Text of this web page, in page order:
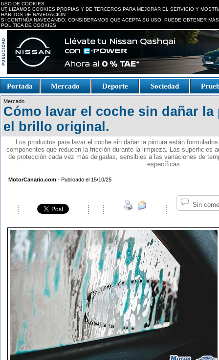
USO DE COOKIES
UTILIZAMOS COOKIES PROPIAS Y DE TERCEROS PARA MEJORAR EL SERVICIO Y
HÁBITOS DE NAVEGACIÓN.
SI CONTINÚA NAVEGANDO, CONSIDERAMOS QUE ACEPTA SU USO. PUEDE OBTENER
POLÍTICA DE COOKIES
Portada Mercado Deporte Sociedad
Fake Watches
replica-
watch.is
Mercado
Cómo lavar el coche sin dañar
el brillo original.
Los productos para lavar el coche sin dañar la pintura están
componentes que reducen la fricción durante la limpieza. Las superficies
de protección cada vez más delgadas, sensibles a las variaciones de
específicas.
MotorCanario.com - Publicado el 15/10/25
Sin